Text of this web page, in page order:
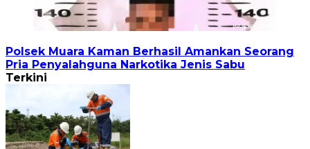
Polsek Muara Kaman Berhasil Amankan Seorang
Pria Penyalahguna Narkotika Jenis Sabu
Terkini